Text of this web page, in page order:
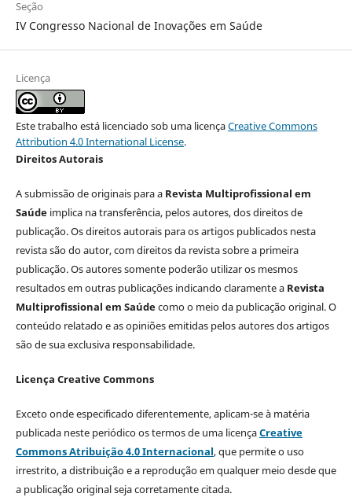
Seção
IV Congresso Nacional de Inovações em Saúde
Licença
Este trabalho está licenciado sob uma licençaCreative Commons
Attribution 4.0 International License.
Direitos Autorais
A submissão de originais para a Revista Multiprofissional em
Saúdeimplica na transferência, pelos autores, dos direitos de
publicação. Os direitos autorais para os artigos publicados nesta
revista são do autor, com direitos da revista sobre a primeira
publicação. Os autores somente poderão utilizar os mesmos
resultados em outras publicações indicando claramente a Revista
Multiprofissional em Saúdecomo o meio da publicação original. O
conteúdo relatado e as opiniões emitidas pelos autores dos artigos
são de sua exclusiva responsabilidade.
Licença Creative Commons
Exceto onde especificado diferentemente, aplicam-se à matéria
publicada neste periódico os termos de uma licençaCreative
Commons Atribuição 4.0 Internacional, que permite o uso
irrestrito, a distribuição e a reprodução em qualquer meio desde que
a publicação original seja corretamente citada.